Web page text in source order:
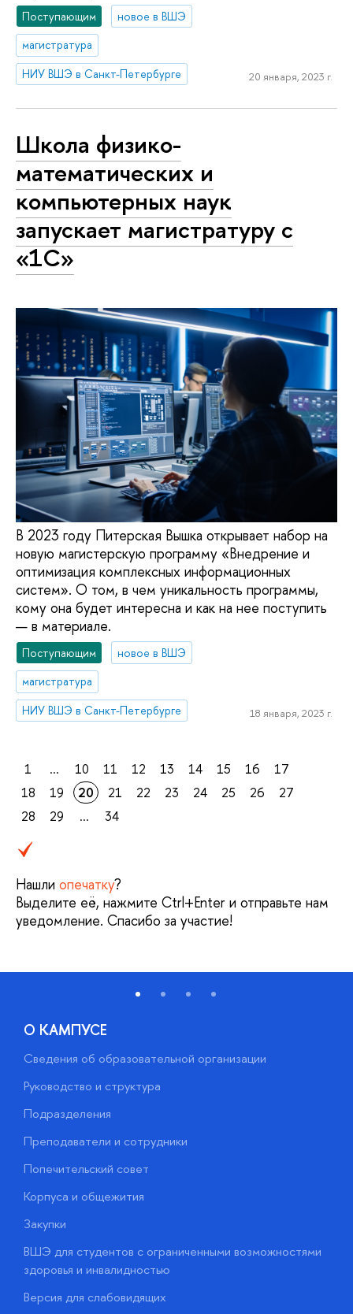
Поступающим
новое в ВШЭ
магистратура
НИУ ВШЭ в Санкт-Петербурге
20 января, 2023 г.
Школа физико-
математических и
компьютерных наук
запускает магистратуру с
«1С»
В 2023 году Питерская Вышка открывает набор на
новую магистерскую программу «Внедрение и
оптимизация комплексных информационных
систем». О том, в чем уникальность программы,
кому она будет интересна и как на нее поступить
— в материале.
Поступающим
новое в ВШЭ
магистратура
НИУ ВШЭ в Санкт-Петербурге
18 января, 2023 г.
1 ... 10 11 12 13 14 15 16
17
18
19 20 21 22 23 24 25 26
27
28
29 ... 34
Нашли опечатку?
Выделите её, нажмите Ctrl+Enter и отправьте нам
уведомление. Спасибо за участие!
О КАМПУСЕ
Сведения об образовательной организации
Руководство и структура
Подразделения
Преподаватели и сотрудники
Попечительский совет
Корпуса и общежития
Закупки
ВШЭ для студентов с ограниченными возможностями
здоровья и инвалидностью
Версия для слабовидящих